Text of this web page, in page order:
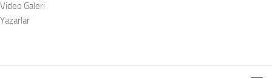
Video Galeri
Yazarlar